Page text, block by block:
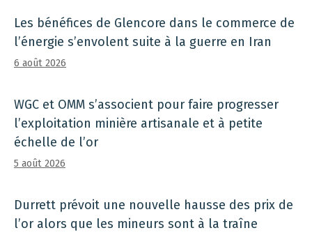
Les bénéfices de Glencore dans le commerce de
l’énergie s’envolent suite à la guerre en Iran
6 août 2026
WGC et OMM s’associent pour faire progresser
l’exploitation minière artisanale et à petite
échelle de l’or
5 août 2026
Durrett prévoit une nouvelle hausse des prix de
l’or alors que les mineurs sont à la traîne